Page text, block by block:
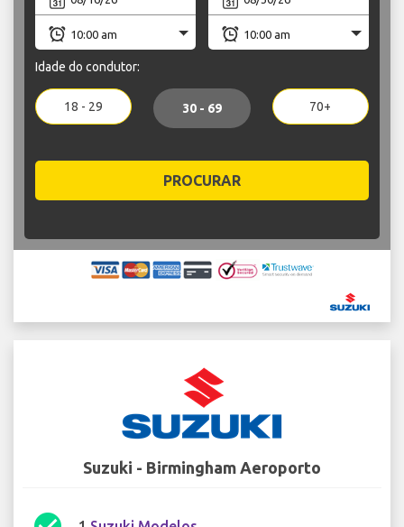
Idade do condutor:
18 - 29 30 - 69 70+
PROCURAR
Suzuki - Birmingham Aeroporto